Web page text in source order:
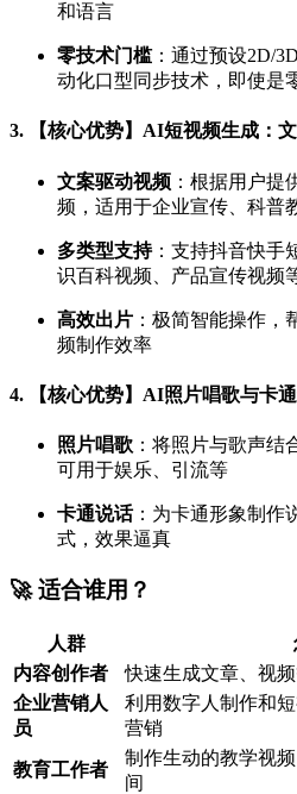
和语言
零技术门槛：通过预设2D/
动化口型同步技术，即使是
3. 【核心优势】AI短视频生成：
文案驱动视频 ：根据用户提
频，适用于企业宣传、科普
多类型支持：支持抖音快手
识百科视频、产品宣传视频
高效出片 ：极简智能操作，
频制作效率
4. 【核心优势】AI照片唱歌与卡
照片唱歌 ：将照片与歌声结
可用于娱乐、引流等
卡通说话：为卡通形象制作
式，效果逼真
🚀 适合谁用？
人群
内容创作者
快速生成文章、视
企业营销人
员
利用数字人制作和
营销
教育工作者
制作生动的教学视
间